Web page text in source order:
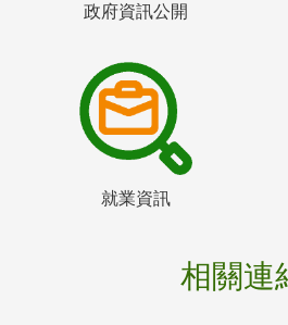
政府資訊公開
就業資訊
相關連